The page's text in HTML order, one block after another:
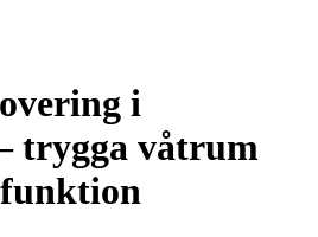
i
trygga våtrum